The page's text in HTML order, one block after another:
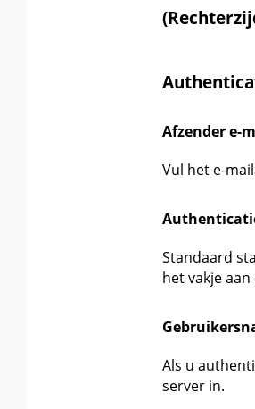
Afzender e-
Vul het e-
Standaard
het vakje
Als u
server in.